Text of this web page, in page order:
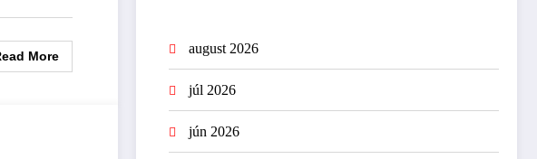
More
august 2026
júl 2026
jún 2026